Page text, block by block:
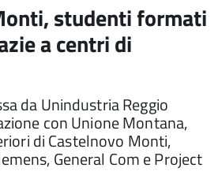
studenti formati
a centri di
da Unindustria Reggio
con Unione Montana,
di Castelnovo Monti,
General Com e Project